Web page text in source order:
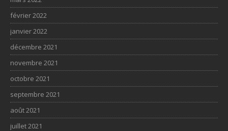
février 2022
janvier 2022
décembre 2021
novembre 2021
octobre 2021
septembre 2021
août 2021
juillet 2021